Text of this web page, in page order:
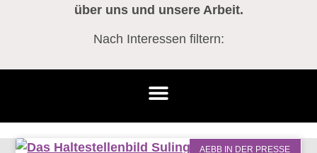
über uns und unsere Arbeit.
Nach Interessen filtern:
AEBB IN DER PRESSE